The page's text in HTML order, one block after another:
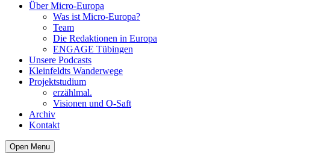
Über Micro-Europa
Was ist Micro-Europa?
Team
Die Redaktionen in Europa
ENGAGE Tübingen
Unsere Podcasts
Kleinfeldts Wanderwege
Projektstudium
erzählmal.
Visionen und O-Saft
Archiv
Kontakt
Open Menu